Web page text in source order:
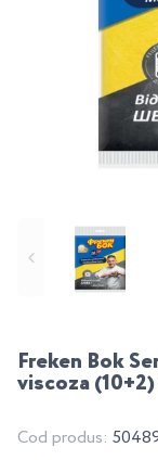
Freken Bok
viscoza
Cod produs: